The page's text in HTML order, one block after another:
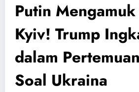
Putin
Kyiv! Trump
dalam
Soal Ukraina